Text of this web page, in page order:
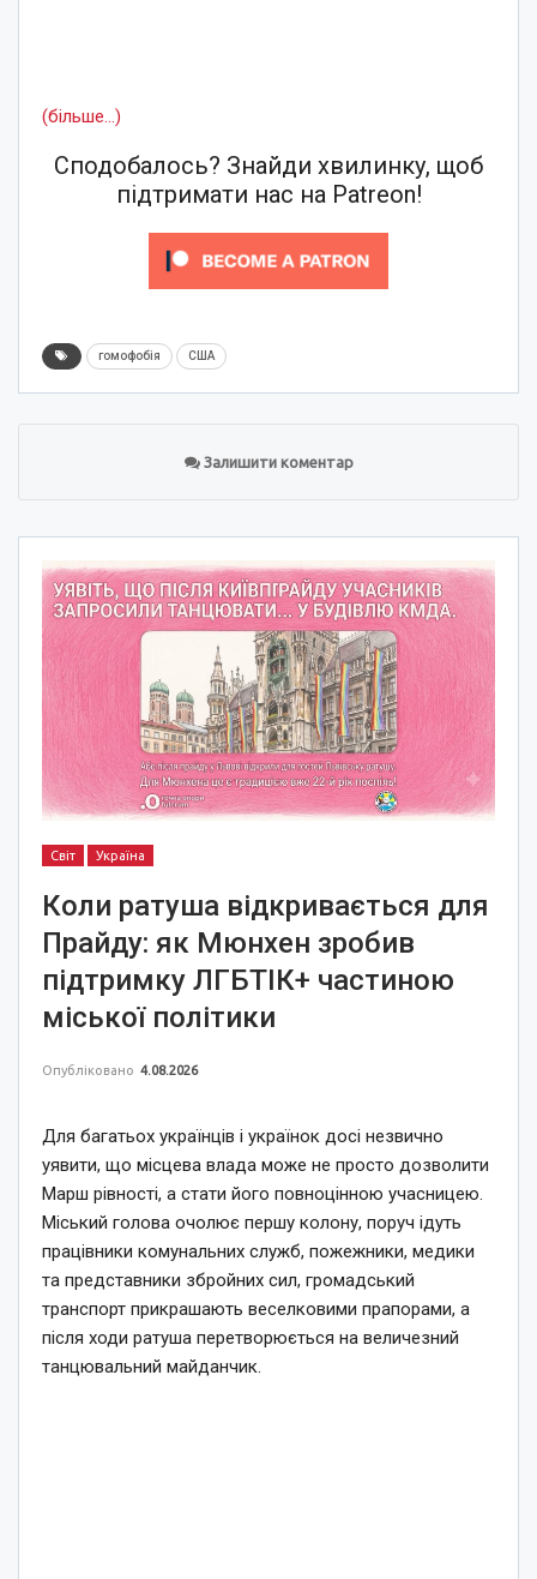
(більше…)
Сподобалось? Знайди хвилинку, щоб
підтримати нас на Patreon!
гомофобія США
Залишити коментар
Світ Україна
Коли ратуша відкривається для
Прайду: як Мюнхен зробив
підтримку ЛГБТІК+ частиною
міської політики
Опубліковано 4.08.2026
Для багатьох українців і українок досі незвично
уявити, що місцева влада може не просто дозволити
Марш рівності, а стати його повноцінною учасницею.
Міський голова очолює першу колону, поруч ідуть
працівники комунальних служб, пожежники, медики
та представники збройних сил, громадський
транспорт прикрашають веселковими прапорами, а
після ходи ратуша перетворюється на величезний
танцювальний майданчик.